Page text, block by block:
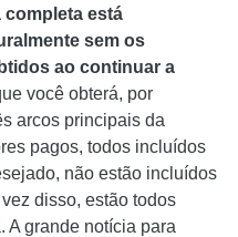
completa está
sem os
ao continuar a
você obterá, por
arcos principais da
pagos, todos incluídos
não estão incluídos
disso, estão todos
A grande notícia para